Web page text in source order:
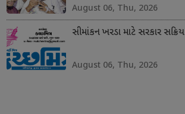
August 06, Thu, 2026
સીમાંકન ખરડા માટે સરકાર સક્રિય
August 06, Thu, 2026